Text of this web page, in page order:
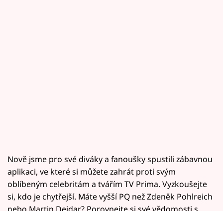
Nově jsme pro své diváky a fanoušky spustili zábavnou
aplikaci, ve které si můžete zahrát proti svým
oblíbeným celebritám a tvářím TV Prima. Vyzkoušejte
si, kdo je chytřejší. Máte vyšší PQ než Zdeněk Pohlreich